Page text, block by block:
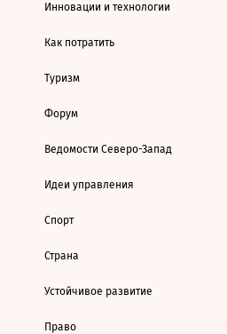
Инновации и технологии
Как потратить
Туризм
Форум
Ведомости Северо-Запад
Идеи управления
Спорт
Страна
Устойчивое развитие
Право